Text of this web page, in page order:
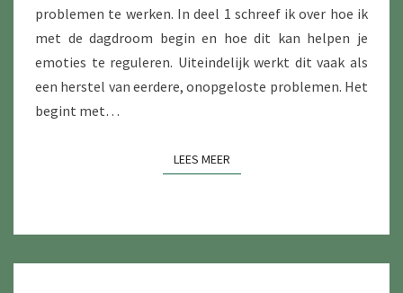
problemen te werken. In deel 1 schreef ik over hoe ik
met de dagdroom begin en hoe dit kan helpen je
emoties te reguleren. Uiteindelijk werkt dit vaak als
een herstel van eerdere, onopgeloste problemen. Het
begint met…
LEES MEERLEES MEER